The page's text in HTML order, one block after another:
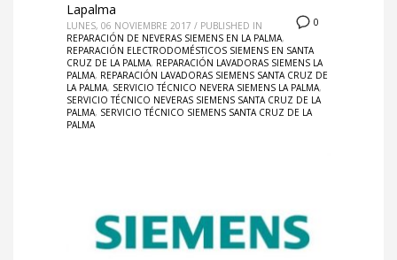
0
Lapalma
LUNES, 06 NOVIEMBRE 2017 / PUBLISHED IN
REPARACIÓN DE NEVERAS SIEMENS EN LA PALMA,
REPARACIÓN ELECTRODOMÉSTICOS SIEMENS EN SANTA
CRUZ DE LA PALMA, REPARACIÓN LAVADORAS SIEMENS LA
PALMA, REPARACIÓN LAVADORAS SIEMENS SANTA CRUZ DE
LA PALMA, SERVICIO TÉCNICO NEVERA SIEMENS LA PALMA,
SERVICIO TÉCNICO NEVERAS SIEMENS SANTA CRUZ DE LA
PALMA, SERVICIO TÉCNICO SIEMENS SANTA CRUZ DE LA
PALMA